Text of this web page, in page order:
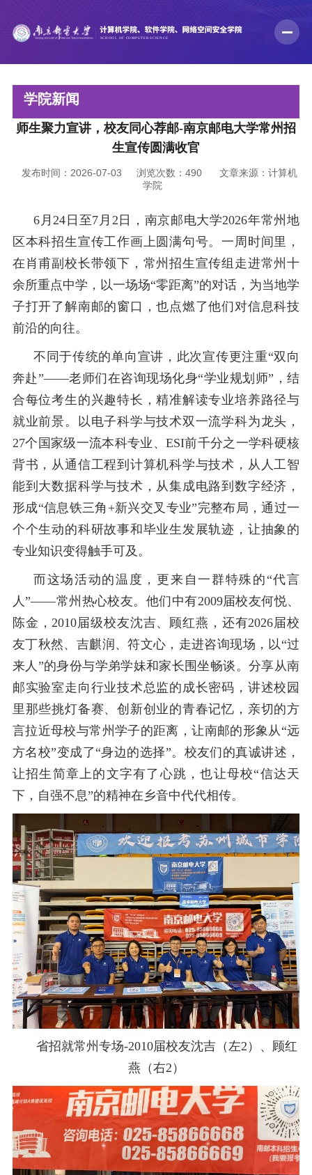
学院新闻
师生聚力宣讲，校友同心荐邮-南京邮电大学常州招
生宣传圆满收官
发布时间：2026-07-03 浏览次数：490
文章来源：计算机
学院
6月24 日至7 月 2 日，南京邮电大学2026年常州地
区本科招生宣传工作画上圆满句号。一周时间里，
在肖甫副校长带领下，常州招生宣传组走进常州十
余所重点中学，以一场场“零距离”的对话，为当地学
子打开了解南邮的窗口，也点燃了他们对信息科技
前沿的向往。
不同于传统的单向宣讲，此次宣传更注重“双向
奔赴”——老师们在咨询现场化身“学业规划师”，结
合每位考生的兴趣特长，精准解读专业培养路径与
就业前景。以电子科学与技术双一流学科为龙头，
27个国家级一流本科专业、ESI前千分之一学科硬核
背书，从通信工程到 计算机科学与技术，从 人工智
能到大数据科学与技术 ，从集成电路到数字经济 ，
形成“信息铁三角 +新兴交叉专业”完整布局，通过一
个个生动的科研故事和毕业生发展轨迹， 让抽象的
专业知识变得触手可及。
而这场活动的温度，更来自一群特殊的 “代言
人”——常州热心校友。 他们中有2009届校友何悦、
陈金，2010届级校友沈吉、顾红燕，还有2026届校
友丁秋然、吉麒润、符文心， 走进咨询现场，以“过
来人”的身份与学弟学妹和家长围坐畅谈。分享从南
邮实验室走向行业技术总监的成长密码，讲述校园
里那些挑灯备赛、创新创业的青春记忆， 亲切的方
言拉近母校与常州学子的距离，让南邮的形象从“远
方名校”变成了“身边的选择”。校友们的真诚讲述，
让招生简章上的文字有了心跳，也让母校“信达天
下，自强不息”的精神在乡音中代代相传。
省招就常州专场-2010届校友沈吉（左2 ）、顾红
燕（右2 ）